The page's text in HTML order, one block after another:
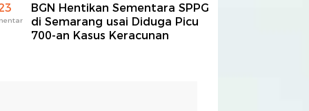
BGN Hentikan Sementara SPPG
di Semarang usai Diduga Picu
700-an Kasus Keracunan